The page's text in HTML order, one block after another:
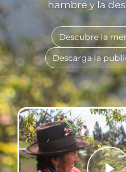
hambre y la
Descubre la
Descarga la